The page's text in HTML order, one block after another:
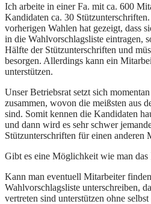
Ich arbeite in einer Fa. mit ca. 600
Kandidaten ca. 30
vorherigen Wahlen hat gezeigt, dass
in die Wahlvorschlagsliste eintragen,
Hälfte der Stützunterschriften und
besorgen. Allerdings kann ein
unterstützen.
Unser Betriebsrat setzt sich
zusammen, wovon die meißsten aus
sind. Somit kennen die Kandidaten
und dann wird es sehr schwer
Stützunterschriften für einen anderen
Gibt es eine Möglichkeit wie man das
Kann man eventuell Mitarbeiter
Wahlvorschlagsliste unterschreiben,
vertreten sind unterstützen ohne